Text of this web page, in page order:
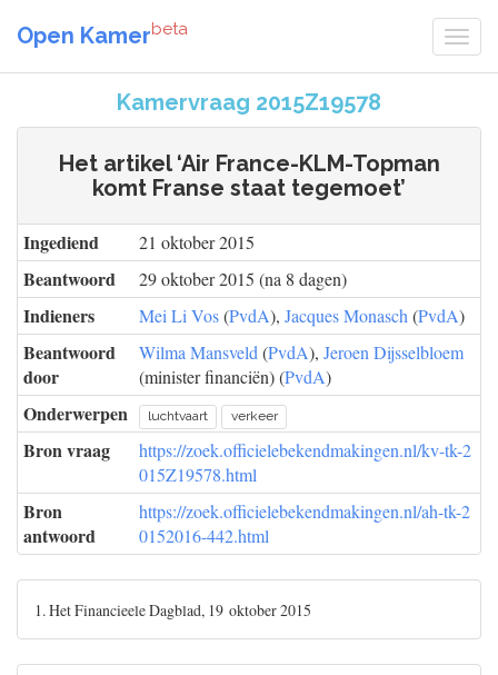
Open Kamerbeta
Kamervraag 2015Z19578
Het artikel ‘Air France-KLM-Topman
komt Franse staat tegemoet’
Ingediend 21 oktober 2015
Beantwoord 29 oktober 2015 (na 8 dagen)
Indieners Mei Li Vos(PvdA), Jacques Monasch (PvdA)
Beantwoord
door
Wilma Mansveld (PvdA), Jeroen Dijsselbloem
(minister financiën) (PvdA)
Onderwerpen luchtvaart verkeer
Bron vraag
https://zoek.officielebekendmakingen.nl/kv-tk-2
015Z19578.html
Bron
antwoord
https://zoek.officielebekendmakingen.nl/ah-tk-2
0152016-442.html
1. Het Financieele Dagblad, 19 oktober 2015